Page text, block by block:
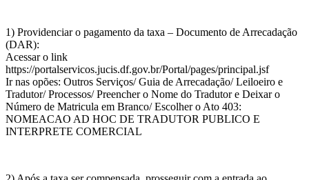
1) Providenciar o pagamento da taxa – Documento de Arrecadação
(DAR):
Acessar o link
https://portalservicos.jucis.df.gov.br/Portal/pages/principal.jsf
Ir nas opões: Outros Serviços/ Guia de Arrecadação/ Leiloeiro e
Tradutor/ Processos/ Preencher o Nome do Tradutor e Deixar o
Número de Matricula em Branco/ Escolher o Ato 403:
NOMEACAO AD HOC DE TRADUTOR PUBLICO E
INTERPRETE COMERCIAL